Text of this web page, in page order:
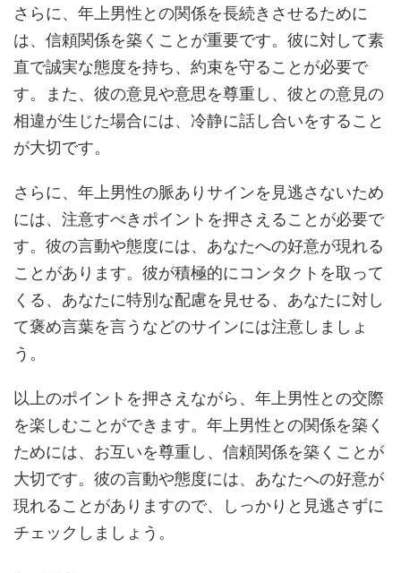
さらに、年上男性との関係を長続きさせるために
は、信頼関係を築くことが重要です。彼に対して素
直で誠実な態度を持ち、約束を守ることが必要で
す。また、彼の意見や意思を尊重し、彼との意見の
相違が生じた場合には、冷静に話し合いをすること
が大切です。
さらに、年上男性の脈ありサインを見逃さないため
には、注意すべきポイントを押さえることが必要で
す。彼の言動や態度には、あなたへの好意が現れる
ことがあります。彼が積極的にコンタクトを取って
くる、あなたに特別な配慮を見せる、あなたに対し
て褒め言葉を言うなどのサインには注意しましょ
う。
以上のポイントを押さえながら、年上男性との交際
を楽しむことができます。年上男性との関係を築く
ためには、お互いを尊重し、信頼関係を築くことが
大切です。彼の言動や態度には、あなたへの好意が
現れることがありますので、しっかりと見逃さずに
チェックしましょう。